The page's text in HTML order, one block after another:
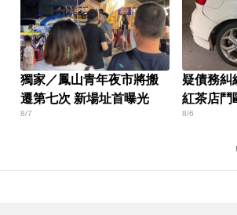
獨家／鳳山青年夜市將搬
遷第七次 新場址首曝光
8/7
疑債務糾
紅茶店鬥
8/6